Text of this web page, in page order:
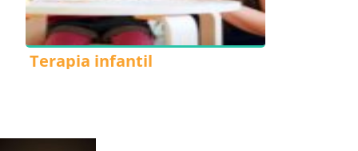
Terapia infantil